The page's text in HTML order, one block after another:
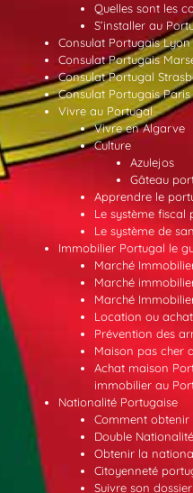
Quelles sont les
S’installer au
Consulat Portugais Lyon
Consulat Portugais
Consulat Portugal
Consulat Portugais Paris
Vivre au Portugal
Vivre en Algarve
Culture
Azulejos
Gâteau
Apprendre le
Le système fiscal
Le système de
Immobilier Portugal le
Marché
Marché
Marché
Location ou
Prévention des
Maison pas cher
Achat maison
immobilier au
Nationalité Portugaise
Comment obtenir
Double
Obtenir la
Citoyenneté
Suivre son